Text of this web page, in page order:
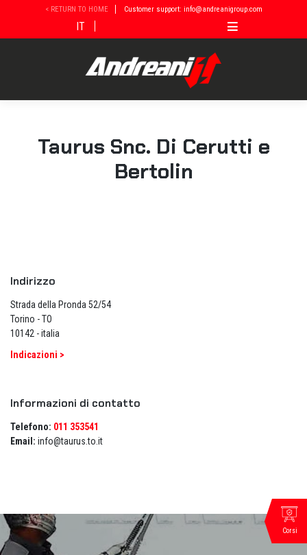
< RETURN TO HOME Customer support: info@andreanigroup.com
IT
Taurus Snc. Di Cerutti e
Bertolin
Indirizzo
Strada della Pronda 52/54
Torino - TO
10142 - italia
Indicazioni >
Informazioni di contatto
Telefono: 011 353541
Email: info@taurus.to.it
Corsi